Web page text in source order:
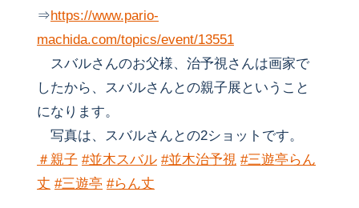
⇒https://www.pario-
machida.com/topics/event/13551
スバルさんのお父様、治予視さんは画家で
したから、スバルさんとの親子展ということ
になります。
写真は、スバルさんとの2ショットです。
＃親子 #並木スバル #並木治予視 #三遊亭らん
丈 #三遊亭 #らん丈